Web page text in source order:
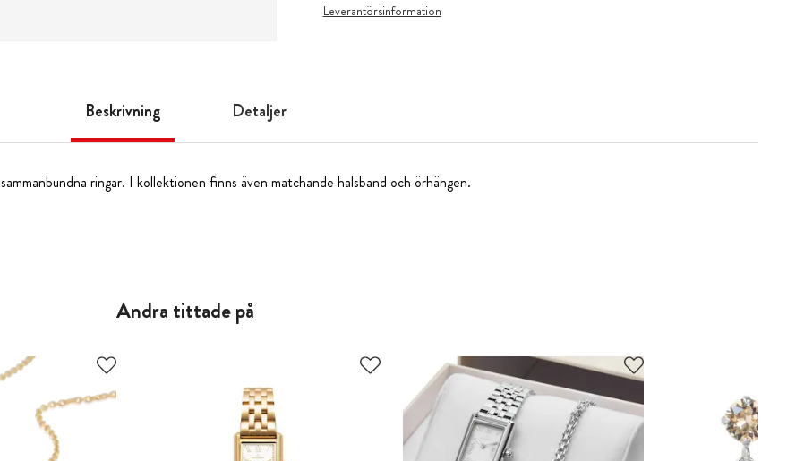
Leverantörsinformation
Beskrivning Detaljer
ringar. I kollektionen finns även matchande halsband och örhängen.
Andra tittade på